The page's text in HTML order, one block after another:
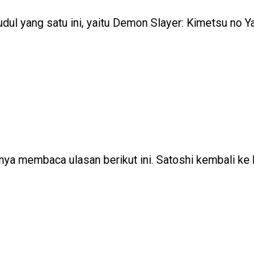
yang satu ini, yaitu Demon Slayer: Kimetsu no
membaca ulasan berikut ini. Satoshi kembali